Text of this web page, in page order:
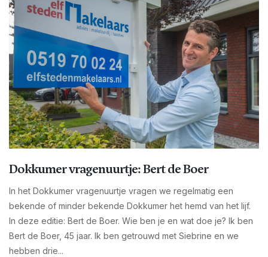
Dokkumer vragenuurtje: Bert de Boer
In het Dokkumer vragenuurtje vragen we regelmatig een
bekende of minder bekende Dokkumer het hemd van het lijf.
In deze editie: Bert de Boer. Wie ben je en wat doe je? Ik ben
Bert de Boer, 45 jaar. Ik ben getrouwd met Siebrine en we
hebben drie...